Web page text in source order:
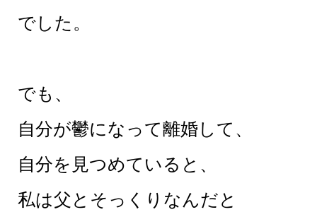
でした。
でも、
自分が鬱になって離婚して、
自分を見つめていると、
私は父とそっくりなんだと